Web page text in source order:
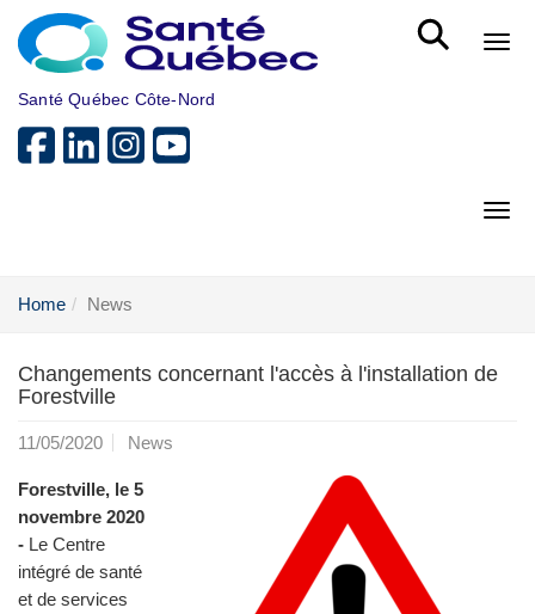
Skip to main content
Santé Québec Côte-Nord
Home News
Changements concernant l'accès à l'installation de
Forestville
11/05/2020 News
Forestville, le 5
novembre 2020
- Le Centre
intégré de santé
et de services